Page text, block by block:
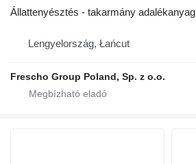
Állattenyésztés - takarmány adalékanyag
Lengyelország, Łańcut
Frescho Group Poland, Sp. z o.o.